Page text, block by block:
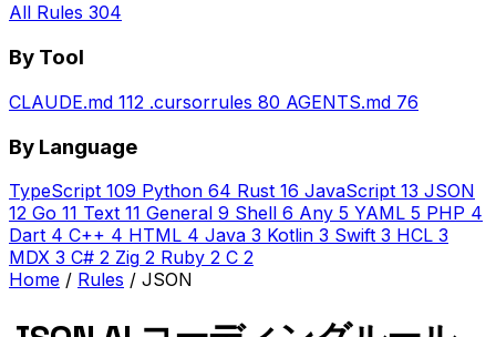
All Rules 304
By Tool
CLAUDE.md 112 .cursorrules 80 AGENTS.md 76
By Language
TypeScript 109 Python 64 Rust 16 JavaScript 13 JSON
12 Go 11 Text 11 General 9 Shell 6 Any 5 YAML 5 PHP 4
Dart 4 C++ 4 HTML 4 Java 3 Kotlin 3 Swift 3 HCL 3
MDX 3 C# 2 Zig 2 Ruby 2 C 2
Home / Rules / JSON